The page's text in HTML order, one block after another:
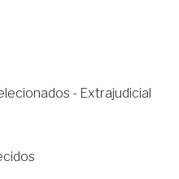
- Extrajudicial